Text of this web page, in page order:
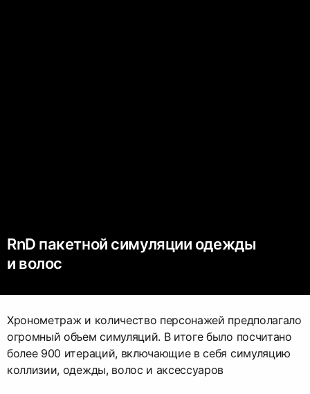
RnD пакетной симуляции одежды
и волос
Хронометраж и количество персонажей предполагало
огромный объем симуляций. В итоге было посчитано
более 900 итераций, включающие в себя симуляцию
коллизии, одежды, волос и аксессуаров